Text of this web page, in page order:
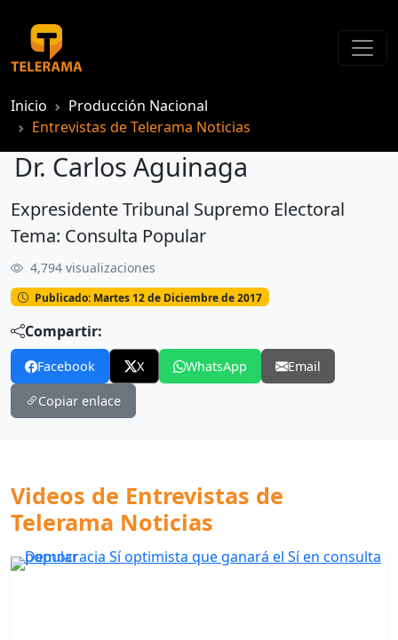
Inicio
Producción Nacional
Entrevistas de Telerama Noticias
Dr. Carlos Aguinaga
Dr. Carlos Aguinaga
Expresidente Tribunal Supremo Electoral
Tema: Consulta Popular
4,794 visualizaciones
Publicado: Martes 12 de Diciembre de 2017
Compartir:
Facebook X WhatsApp Email
Copiar enlace
Videos de Entrevistas de
Telerama Noticias